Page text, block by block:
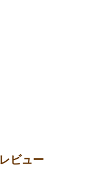
ビュー